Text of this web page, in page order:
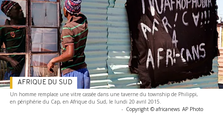
Un homme remplace une vitre cassée dans une taverne du township de Philippi,
en périphérie du Cap, en Afrique du Sud, le lundi 20 avril 2015.
- Copyright © africanews AP Photo
AFRIQUE DU SUD